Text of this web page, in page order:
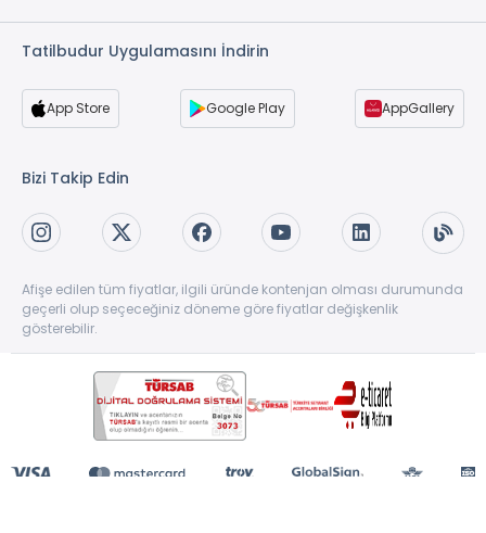
Tatilbudur Uygulamasını İndirin
App Store Google Play AppGallery
Bizi Takip Edin
Afişe edilen tüm fiyatlar, ilgili üründe kontenjan olması durumunda
geçerli olup seçeceğiniz döneme göre fiyatlar değişkenlik
gösterebilir.